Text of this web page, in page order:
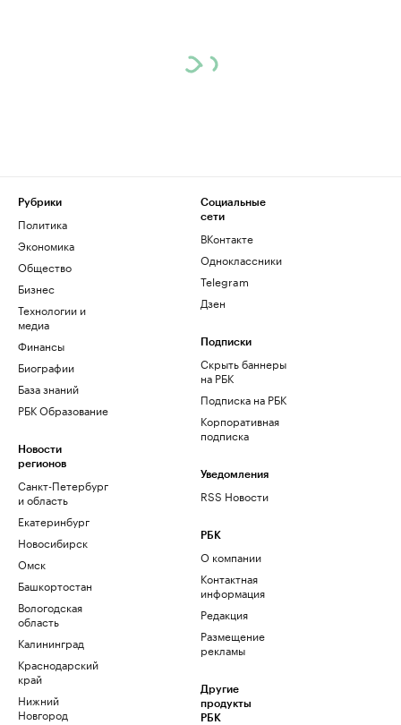
Рубрики
Политика
Экономика
Общество
Бизнес
Технологии и
медиа
Финансы
Биографии
База знаний
РБК Образование
Новости
регионов
Санкт-Петербург
и область
Екатеринбург
Новосибирск
Омск
Башкортостан
Вологодская
область
Калининград
Краснодарский
край
Нижний
Новгород
Социальные
сети
ВКонтакте
Одноклассники
Telegram
Дзен
Подписки
Скрыть баннеры
на РБК
Подписка на РБК
Корпоративная
подписка
Уведомления
RSS Новости
РБК
О компании
Контактная
информация
Редакция
Размещение
рекламы
Другие
продукты
РБК